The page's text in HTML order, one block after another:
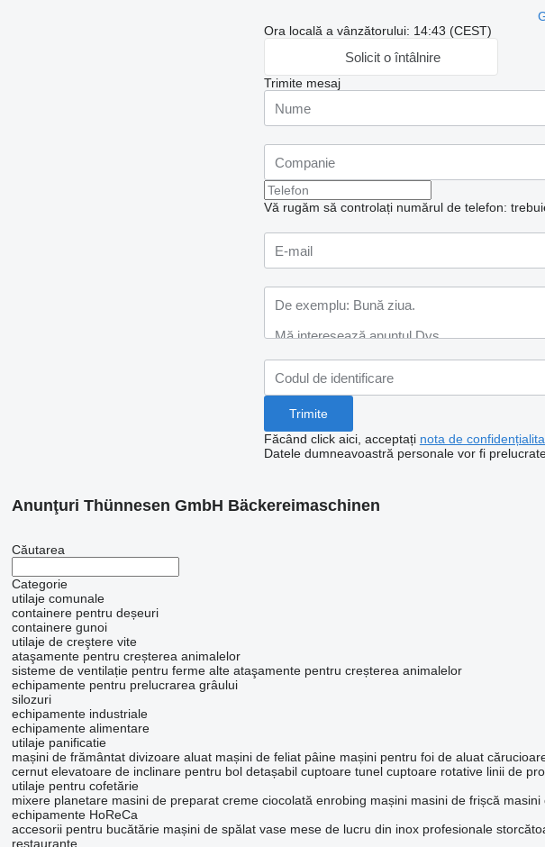
Ora locală a vânzătorului: 14:43 (CEST)
Solicit o întâlnire
Trimite mesaj
Vă rugăm să controlați numărul de telefon:
Făcând click aici, acceptați nota de
Datele dumneavoastră personale vor fi
Anunţuri Thünnesen GmbH Bäckereimaschinen
Căutarea
Categorie
utilaje comunale
containere pentru deșeuri
containere gunoi
utilaje de creştere vite
ataşamente pentru creșterea animalelor
sisteme de ventilație pentru ferme alte ataşamente pentru creșterea animalelor
echipamente pentru prelucrarea grâului
silozuri
echipamente industriale
echipamente alimentare
utilaje panificatie
mașini de frământat divizoare aluat mașini de feliat pâine mașini pentru foi de aluat
cernut elevatoare de inclinare pentru bol detașabil cuptoare tunel cuptoare rotative linii de
utilaje pentru cofetărie
mixere planetare masini de preparat creme ciocolată enrobing mașini masini de frișcă masini
echipamente HoReCa
accesorii pentru bucătărie mașini de spălat vase mese de lucru din inox profesionale
restaurante